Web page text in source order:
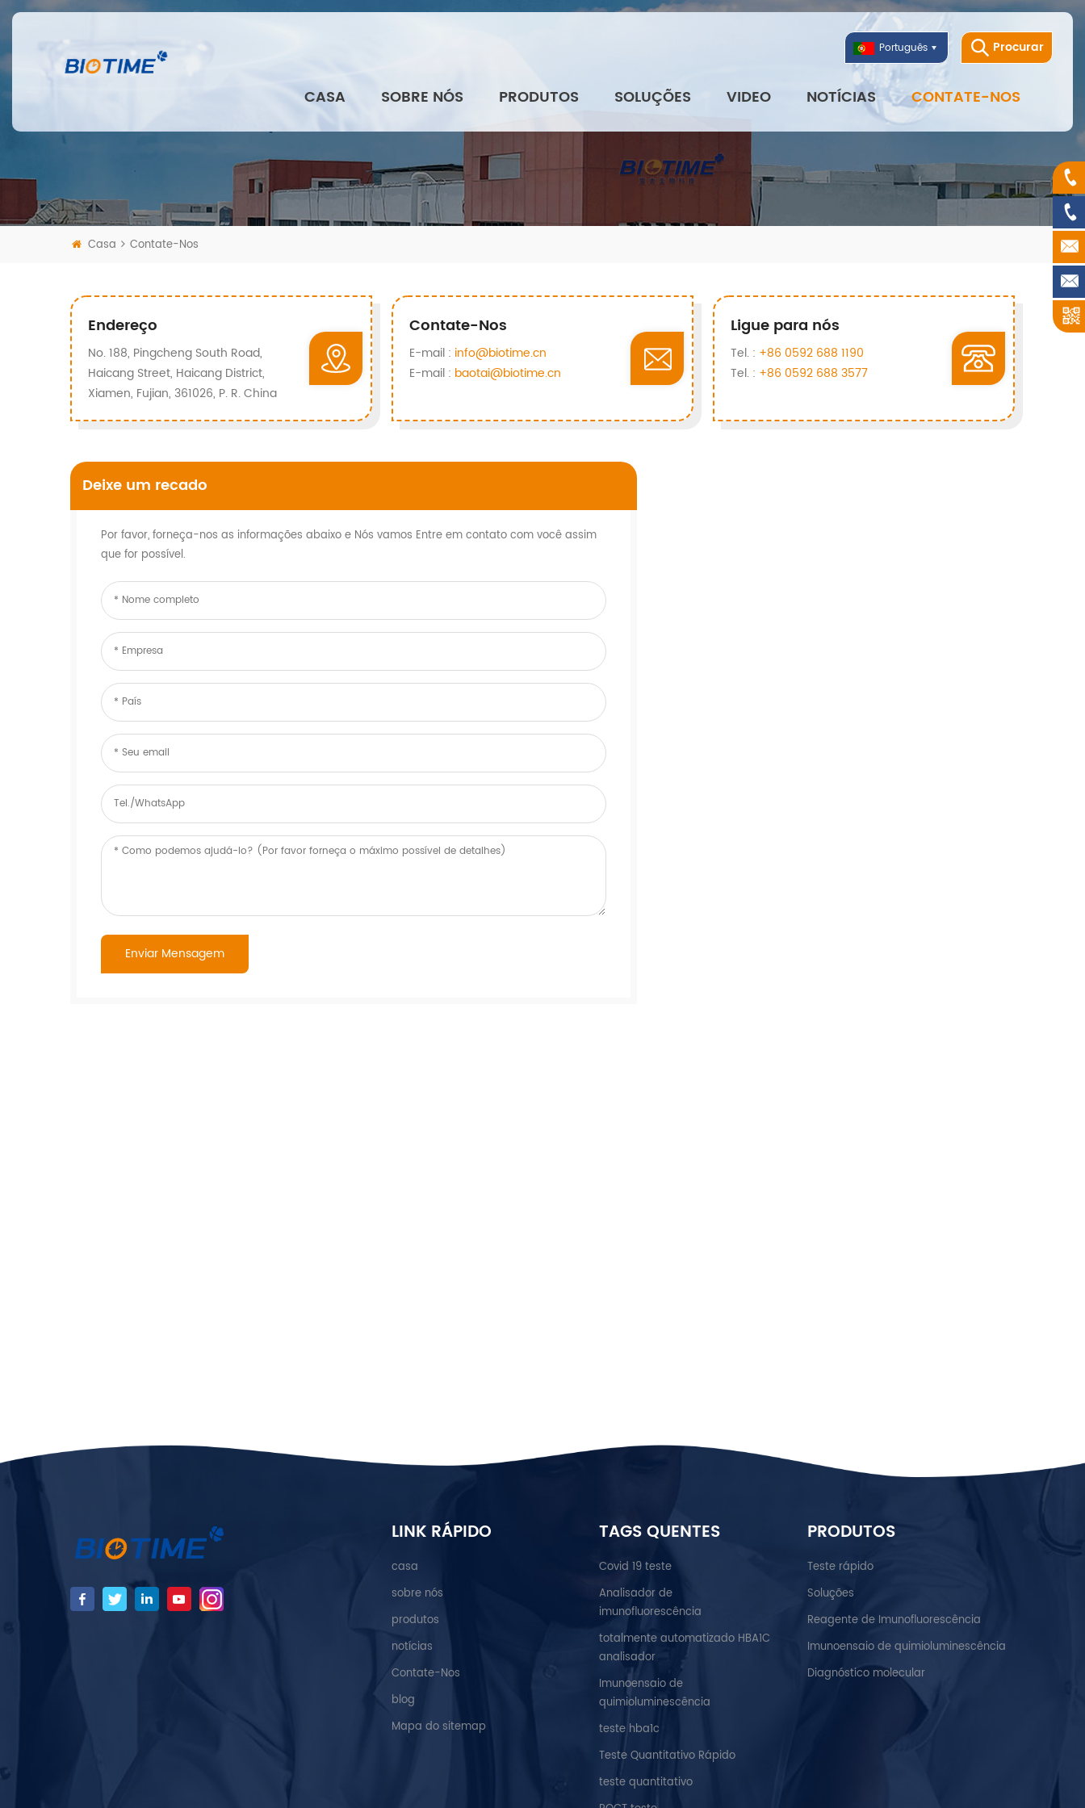
Procurar
Português
CASA SOBRE NÓS PRODUTOS SOLUÇÕES VIDEO NOTÍCIAS CONTATE-NOS
Casa Contate-Nos
Endereço
No. 188, Pingcheng South Road,
Haicang Street, Haicang District,
Xiamen, Fujian, 361026, P. R. China
Contate-Nos
E-mail : info@biotime.cn
E-mail : baotai@biotime.cn
Ligue para nós
Tel. : +86 0592 688 1190
Tel. : +86 0592 688 3577
Deixe um recado
Por favor, forneça-nos as informações abaixo e Nós vamos Entre em contato com você assim
que for possível.
LINK RÁPIDO
casa
sobre nós
produtos
notícias
Contate-Nos
blog
Mapa do sitemap
TAGS QUENTES
Covid 19 teste
Analisador de
imunofluorescência
totalmente automatizado HBA1C
analisador
Imunoensaio de
quimioluminescência
teste hba1c
Teste Quantitativo Rápido
teste quantitativo
PRODUTOS
Teste rápido
Soluções
Reagente de Imunofluorescência
Imunoensaio de quimioluminescência
Diagnóstico molecular